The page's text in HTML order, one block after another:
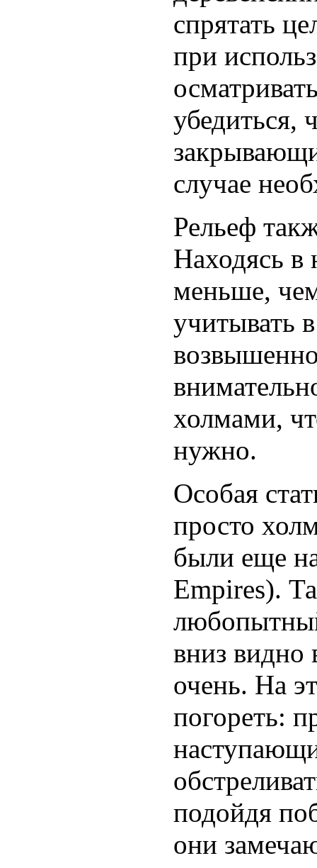
спрятать
при
убедиться,
случае
Рельеф
Находясь в
меньше,
учитывать
холмами,
нужно.
Особая
просто
были еще
Empires).
вниз видно
очень. На
погореть:
подойдя
они